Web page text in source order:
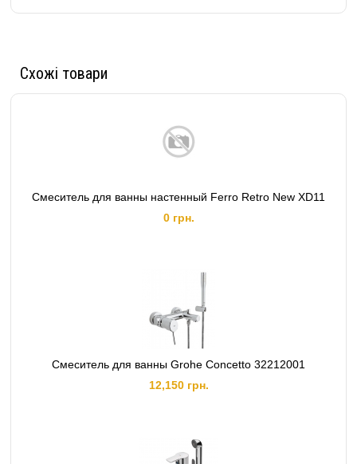
Схожі товари
Смеситель для ванны настенный Ferro Retro New XD11
0 грн.
Смеситель для ванны Grohe Concetto 32212001
12,150 грн.